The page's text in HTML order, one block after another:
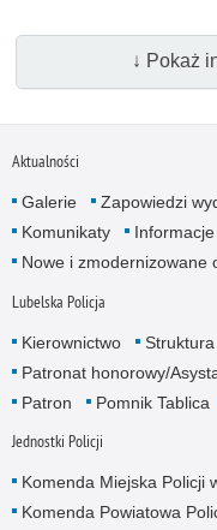
↓ Pokaż
Aktualności
Galerie Zapowiedzi
Komunikaty
Nowe i zmodernizowane
Lubelska Policja
Kierownictwo
Patronat honorowy/
Patron
Pomnik Tablica
Jednostki Policji
Komenda Miejska Policji
Komenda Powiatowa